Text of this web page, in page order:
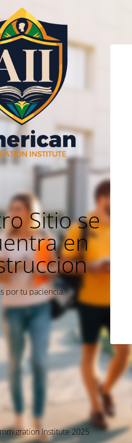
Sitio se
en
por tu paciencia.
Institute 2025